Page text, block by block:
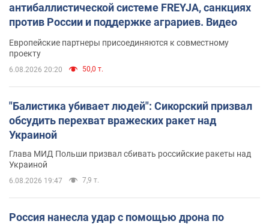
антибаллистической системе FREYJA, санкциях
против России и поддержке аграриев. Видео
Европейские партнеры присоединяются к совместному
проекту
6.08.2026 20:20 50,0 т.
"Балистика убивает людей": Сикорский призвал
обсудить перехват вражеских ракет над
Украиной
Глава МИД Польши призвал сбивать российские ракеты над
Украиной
6.08.2026 19:47 7,9 т.
Россия нанесла удар с помощью дрона по